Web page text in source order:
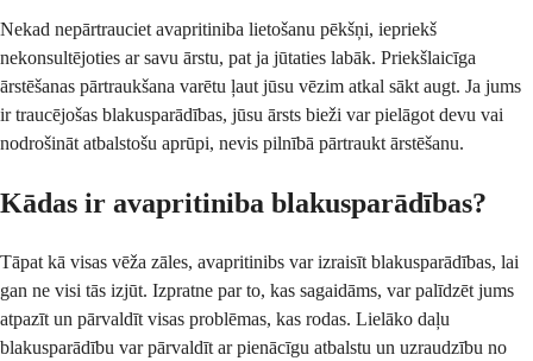
Nekad nepārtrauciet avapritiniba lietošanu pēkšņi, iepriekš
nekonsultējoties ar savu ārstu, pat ja jūtaties labāk. Priekšlaicīga
ārstēšanas pārtraukšana varētu ļaut jūsu vēzim atkal sākt augt. Ja jums
ir traucējošas blakusparādības, jūsu ārsts bieži var pielāgot devu vai
nodrošināt atbalstošu aprūpi, nevis pilnībā pārtraukt ārstēšanu.
Kādas ir avapritiniba blakusparādības?
Tāpat kā visas vēža zāles, avapritinibs var izraisīt blakusparādības, lai
gan ne visi tās izjūt. Izpratne par to, kas sagaidāms, var palīdzēt jums
atpazīt un pārvaldīt visas problēmas, kas rodas. Lielāko daļu
blakusparādību var pārvaldīt ar pienācīgu atbalstu un uzraudzību no